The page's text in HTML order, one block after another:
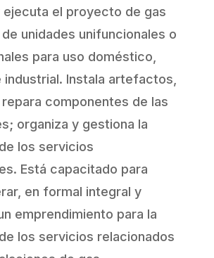
ejecuta el proyecto de gas
unidades unifuncionales o
para uso doméstico,
Instala artefactos,
componentes de las
organiza y gestiona la
los servicios
Está capacitado para
en formal integral y
emprendimiento para la
los servicios relacionados